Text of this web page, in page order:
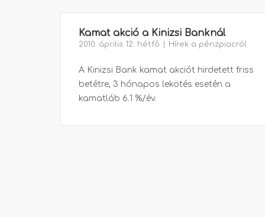
Kamat akció a Kinizsi Banknál
2010. április 12. hétfő Hírek a pénzpiacról
A Kinizsi Bank kamat akciót hirdetett friss
betétre, 3 hónapos lekötés esetén a
kamatláb 6.1 %/év.